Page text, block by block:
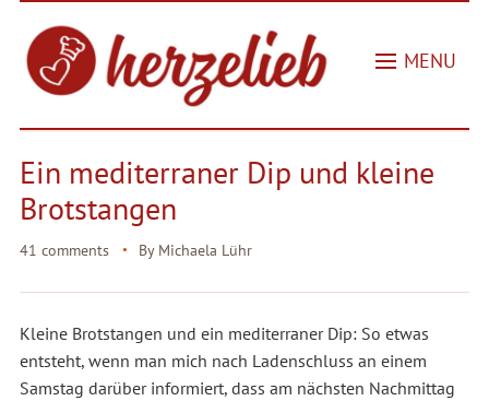
MENU
Ein mediterraner Dip und kleine
Brotstangen
41 comments By Michaela Lühr
Kleine Brotstangen und ein mediterraner Dip: So etwas
entsteht, wenn man mich nach Ladenschluss an einem
Samstag darüber informiert, dass am nächsten Nachmittag